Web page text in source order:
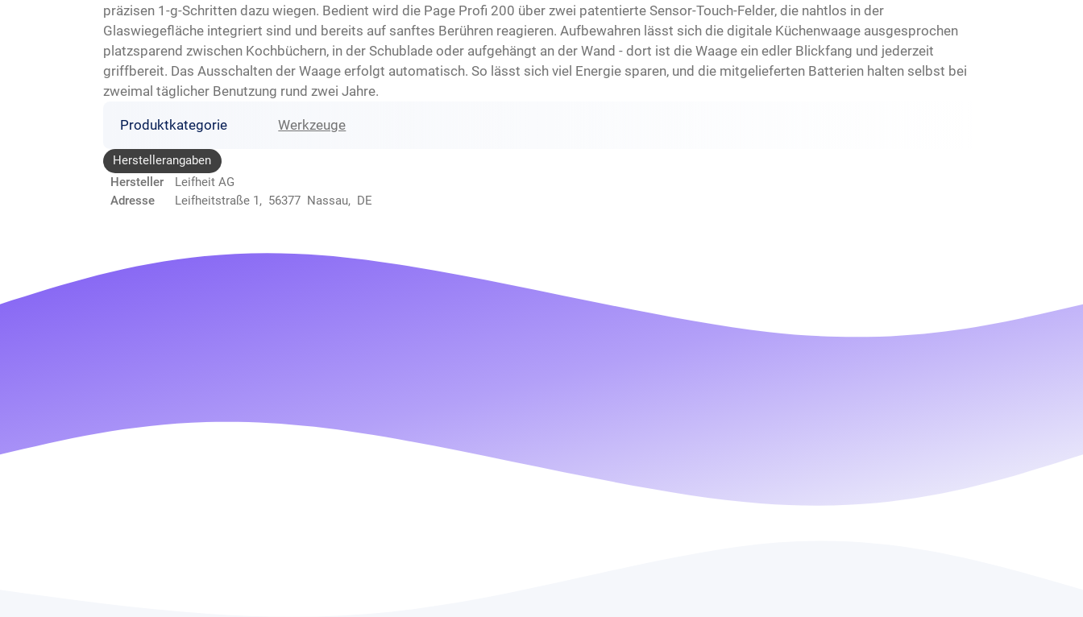
präzisen 1-g-Schritten dazu wiegen. Bedient wird die Page Profi 200 über zwei patentierte Sensor-Touch-Felder, die nahtlos in der
Glaswiegefläche integriert sind und bereits auf sanftes Berühren reagieren. Aufbewahren lässt sich die digitale Küchenwaage ausgesprochen
platzsparend zwischen Kochbüchern, in der Schublade oder aufgehängt an der Wand - dort ist die Waage ein edler Blickfang und jederzeit
griffbereit. Das Ausschalten der Waage erfolgt automatisch. So lässt sich viel Energie sparen, und die mitgelieferten Batterien halten selbst bei
zweimal täglicher Benutzung rund zwei Jahre.
Produktkategorie Werkzeuge
Herstellerangaben
Hersteller
Leifheit AG
Adresse
Leifheitstraße 1, 56377 Nassau, DE